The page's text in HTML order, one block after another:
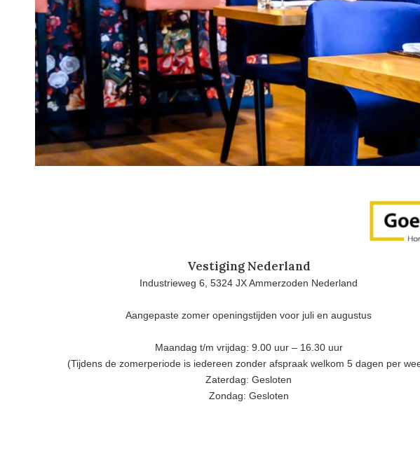
Vestiging Nederland
Industrieweg 6, 5324 JX Ammerzoden Nederland
Aangepaste zomer openingstijden voor juli en augustus
Maandag t/m vrijdag: 9.00 uur – 16.30 uur
(Tijdens de zomerperiode is iedereen zonder afspraak welkom 5 dagen per
Zaterdag: Gesloten
Zondag: Gesloten